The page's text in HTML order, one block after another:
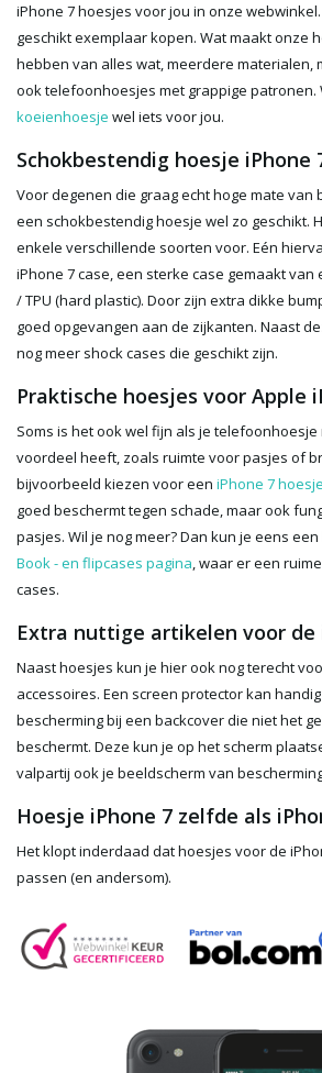
iPhone 7 hoesjes voor jou in onze
geschikt exemplaar kopen. Wat maakt onze
hebben van alles wat, meerdere materialen,
ook telefoonhoesjes met grappige patronen.
koeienhoesje wel iets voor jou.
Schokbestendig hoesje iPhone
Voor degenen die graag echt hoge mate van
een schokbestendig hoesje wel zo geschikt.
enkele verschillende soorten voor. Eén
iPhone 7 case, een sterke case gemaakt van
/ TPU (hard plastic). Door zijn extra dikke
goed opgevangen aan de zijkanten. Naast
nog meer shock cases die geschikt zijn.
Praktische hoesjes voor Apple
Soms is het ook wel fijn als je
voordeel heeft, zoals ruimte voor pasjes of
bijvoorbeeld kiezen voor een iPhone 7
goed beschermt tegen schade, maar ook
pasjes. Wil je nog meer? Dan kun je eens
Book - en flipcases pagina, waar er een
cases.
Extra nuttige artikelen voor de
Naast hoesjes kun je hier ook nog terecht
accessoires. Een screen protector kan
bescherming bij een backcover die niet het
beschermt. Deze kun je op het scherm
valpartij ook je beeldscherm van
Hoesje iPhone 7 zelfde als
Het klopt inderdaad dat hoesjes voor de
passen (en andersom).